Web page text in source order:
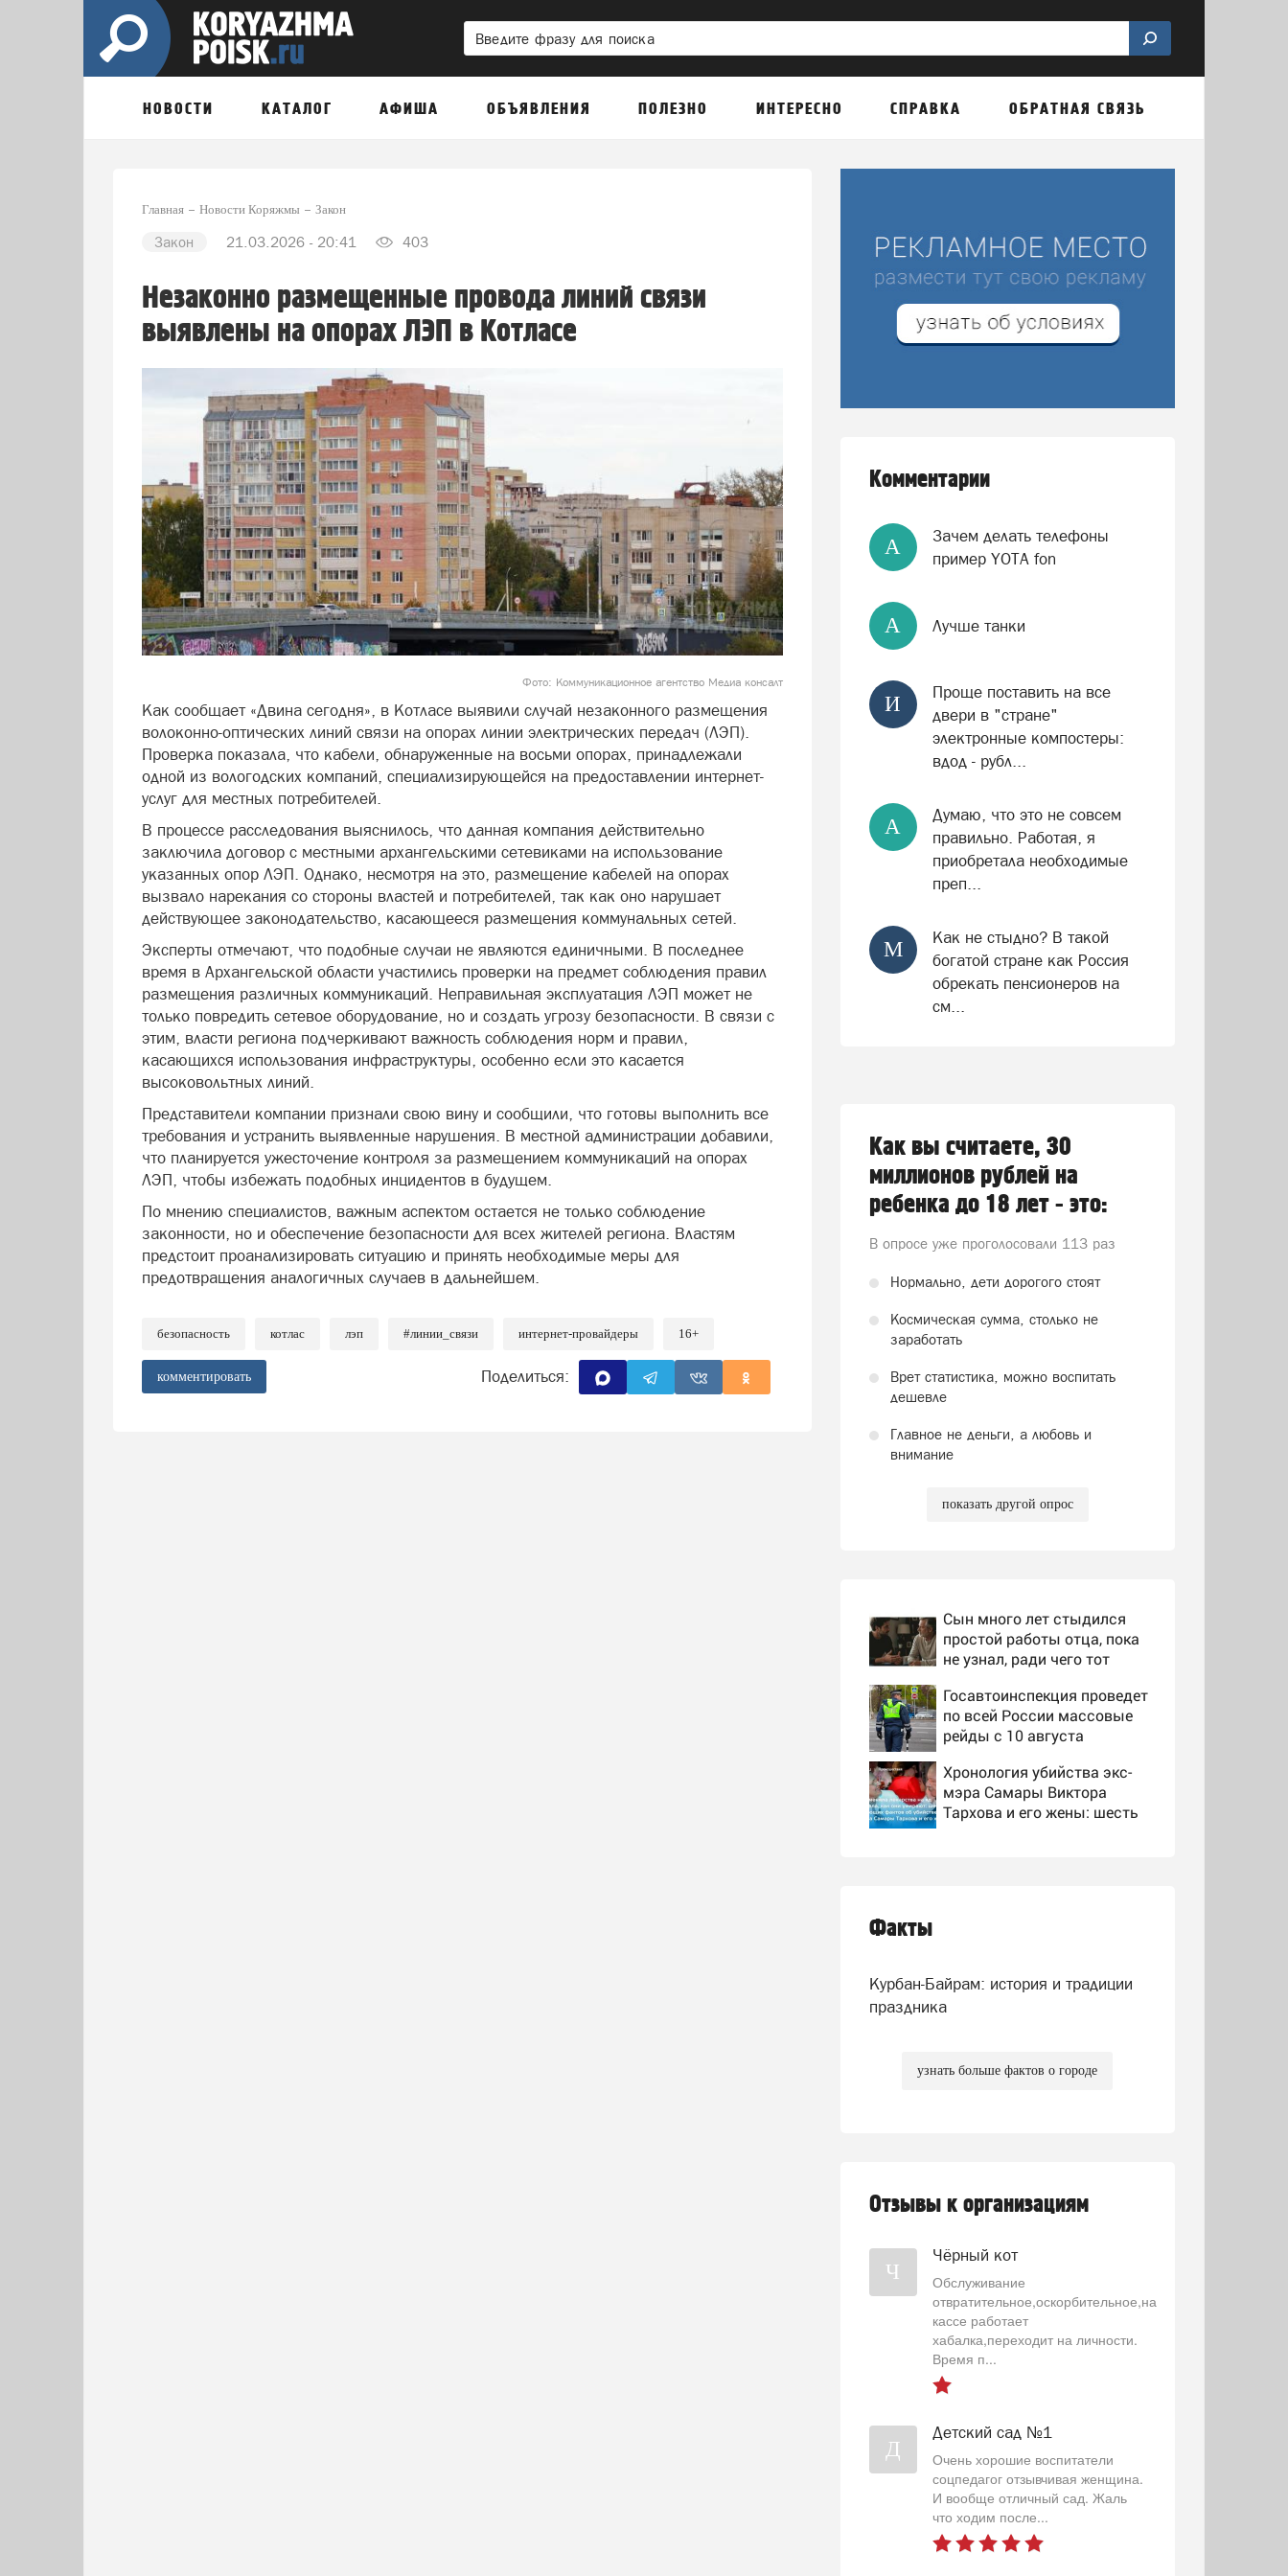
НОВОСТИ КАТАЛОГ АФИША ОБЪЯВЛЕНИЯ ПОЛЕЗНО ИНТЕРЕСНО СПРАВКА ОБРАТНАЯ СВЯЗЬ
Главная Новости Коряжмы Закон
Закон 21.03.2026 - 20:41 403
Незаконно размещенные провода линий связи
выявлены на опорах ЛЭП в Котласе
Фото: Коммуникационное агентство Медиа консалт
Как сообщает «Двина сегодня», в Котласе выявили случай незаконного размещения
волоконно-оптических линий связи на опорах линии электрических передач (ЛЭП).
Проверка показала, что кабели, обнаруженные на восьми опорах, принадлежали
одной из вологодских компаний, специализирующейся на предоставлении интернет-
услуг для местных потребителей.
В процессе расследования выяснилось, что данная компания действительно
заключила договор с местными архангельскими сетевиками на использование
указанных опор ЛЭП. Однако, несмотря на это, размещение кабелей на опорах
вызвало нарекания со стороны властей и потребителей, так как оно нарушает
действующее законодательство, касающееся размещения коммунальных сетей.
Эксперты отмечают, что подобные случаи не являются единичными. В последнее
время в Архангельской области участились проверки на предмет соблюдения правил
размещения различных коммуникаций. Неправильная эксплуатация ЛЭП может не
только повредить сетевое оборудование, но и создать угрозу безопасности. В связи с
этим, власти региона подчеркивают важность соблюдения норм и правил,
касающихся использования инфраструктуры, особенно если это касается
высоковольтных линий.
Представители компании признали свою вину и сообщили, что готовы выполнить все
требования и устранить выявленные нарушения. В местной администрации добавили,
что планируется ужесточение контроля за размещением коммуникаций на опорах
ЛЭП, чтобы избежать подобных инцидентов в будущем.
По мнению специалистов, важным аспектом остается не только соблюдение
законности, но и обеспечение безопасности для всех жителей региона. Властям
предстоит проанализировать ситуацию и принять необходимые меры для
предотвращения аналогичных случаев в дальнейшем.
безопасность котлас лэп #линии_связи интернет-провайдеры 16+
комментировать Поделиться:
Комментарии
А
Зачем делать телефоны
пример YOTA fon
А Лучше танки
И
Проще поставить на все
двери в "стране"
электронные компостеры:
вдод - рубл...
А
Думаю, что это не совсем
правильно. Работая, я
приобретала необходимые
преп...
М
Как не стыдно? В такой
богатой стране как Россия
обрекать пенсионеров на
см...
Как вы считаете, 30
миллионов рублей на
ребенка до 18 лет - это:
В опросе уже проголосовали 113 раз
Нормально, дети дорогого стоят
Космическая сумма, столько не
заработать
Врет статистика, можно воспитать
дешевле
Главное не деньги, а любовь и
внимание
показать другой опрос
Сын много лет стыдился
простой работы отца, пока
не узнал, ради чего тот
история одной семьи
Госавтоинспекция проведет
по всей России массовые
рейды с 10 августа
Хронология убийства экс-
мэра Самары Виктора
Тархова и его жены: шесть
Факты
Курбан-Байрам: история и традиции
праздника
узнать больше фактов о городе
Отзывы к организациям
Ч
Чёрный кот
Обслуживание
отвратительное,оскорбительное,на
кассе работает
хабалка,переходит на личности.
Время п...
Д
Детский сад №1
Очень хорошие воспитатели
соцпедагог отзывчивая женщина.
И вообще отличный сад. Жаль
что ходим после...